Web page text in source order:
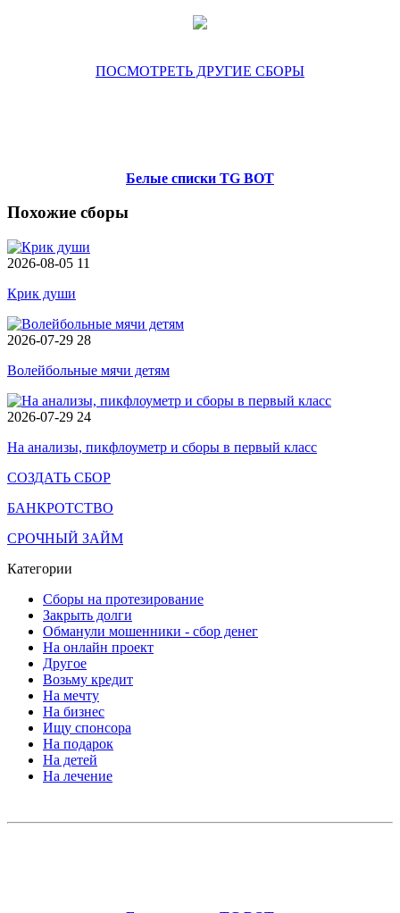
ПОСМОТРЕТЬ ДРУГИЕ СБОРЫ
Белые списки TG BOT
Похожие сборы
2026-08-05 11
Крик души
2026-07-29 28
Волейбольные мячи детям
2026-07-29 24
На анализы, пикфлоуметр и сборы в первый класс
СОЗДАТЬ СБОР
БАНКРОТСТВО
СРОЧНЫЙ ЗАЙМ
Категории
Сборы на протезирование
Закрыть долги
Обманули мошенники - сбор денег
На онлайн проект
Другое
Возьму кредит
На мечту
На бизнес
Ищу спонсора
На подарок
На детей
На лечение